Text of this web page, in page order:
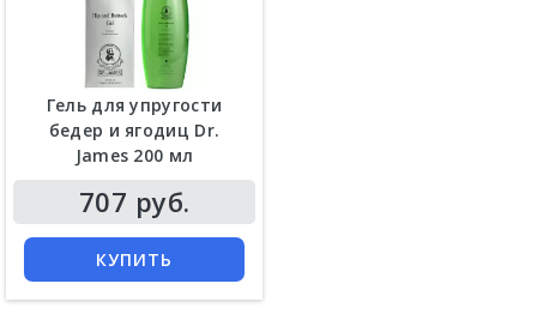
Гель для упругости
бедер и ягодиц Dr.
James 200 мл
707 руб.
КУПИТЬ